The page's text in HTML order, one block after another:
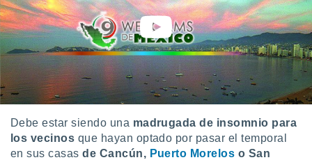
sean
el sitio
se
para
ni para
aunque
Debe estar siendo una madrugada de insomnio para
los vecinos que hayan optado por pasar el temporal
en sus casasde Cancún, Puerto Morelos o San